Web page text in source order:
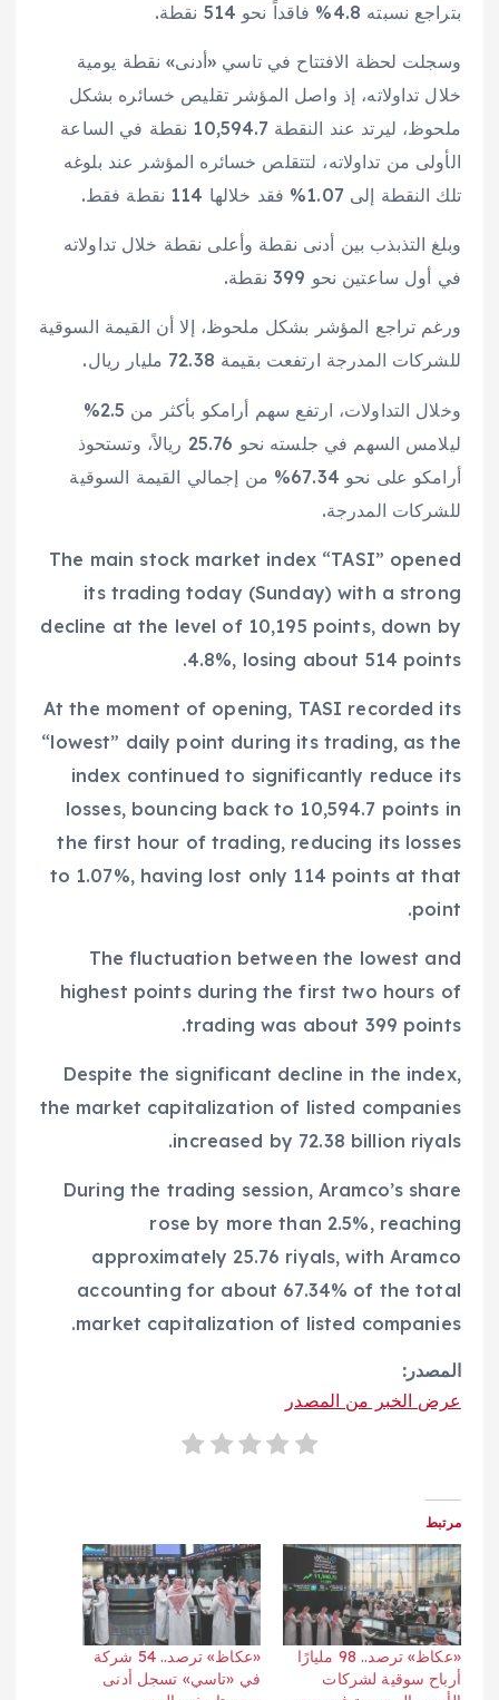
بتراجع نسبته 4.8% فاقداً نحو 514 نقطة.
وسجلت لحظة الافتتاح في تاسي «أدنى» نقطة يومية
خلال تداولاته، إذ واصل المؤشر تقليص خسائره بشكل
ملحوظ، ليرتد عند النقطة 10,594.7 نقطة في الساعة
الأولى من تداولاته، لتتقلص خسائره المؤشر عند بلوغه
تلك النقطة إلى 1.07% فقد خلالها 114 نقطة فقط.
وبلغ التذبذب بين أدنى نقطة وأعلى نقطة خلال تداولاته
في أول ساعتين نحو 399 نقطة.
ورغم تراجع المؤشر بشكل ملحوظ، إلا أن القيمة السوقية
للشركات المدرجة ارتفعت بقيمة 72.38 مليار ريال.
وخلال التداولات، ارتفع سهم أرامكو بأكثر من 2.5%
ليلامس السهم في جلسته نحو 25.76 ريالاً، وتستحوذ
أرامكو على نحو 67.34% من إجمالي القيمة السوقية
للشركات المدرجة.
The main stock market index “TASI” opened
its trading today (Sunday) with a strong
decline at the level of 10,195 points, down by
4.8%, losing about 514 points.
At the moment of opening, TASI recorded its
“lowest” daily point during its trading, as the
index continued to significantly reduce its
losses, bouncing back to 10,594.7 points in
the first hour of trading, reducing its losses
to 1.07%, having lost only 114 points at that
point.
The fluctuation between the lowest and
highest points during the first two hours of
trading was about 399 points.
Despite the significant decline in the index,
the market capitalization of listed companies
increased by 72.38 billion riyals.
During the trading session, Aramco’s share
rose by more than 2.5%, reaching
approximately 25.76 riyals, with Aramco
accounting for about 67.34% of the total
market capitalization of listed companies.
المصدر:
عرض الخبر من المصدر
مرتبط
«عكاظ» ترصد.. 98 مليارًا
أرباح سوقية لشركات
«عكاظ» ترصد.. 54 شركة
في «تاسي» تسجل أدنى